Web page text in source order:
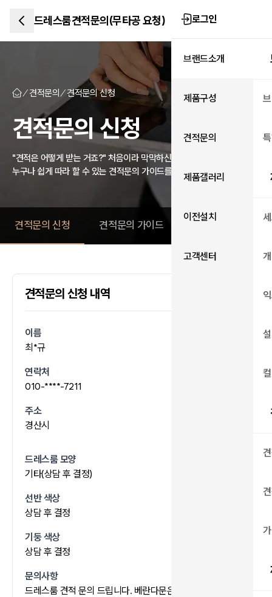
드레스룸견적문의(무타공 요청) 로그인
브랜드소개
제품구성
견적문의
제품갤러리
이전설치
고객센터
견적문의 견적문의 신청
견적문의 신청
"견적은 어떻게 받는 거죠?" 처음이라 막막하신 분들을 위한 가이드
누구나 쉽게 따라 할 수 있는 견적문의 가이드를 확인하세요.
견적문의 신청 견적문의 가이드
견적문의 신청 내역
이름
최*규
연락처
010-****-7211
주소
경산시
드레스룸 모양
기타(상담 후 결정)
선반 색상
상담 후 결정
기둥 색상
상담 후 결정
문의사항
드레스룸 견적 문의 드립니다. 베란다문은 철거 할 예정이며,